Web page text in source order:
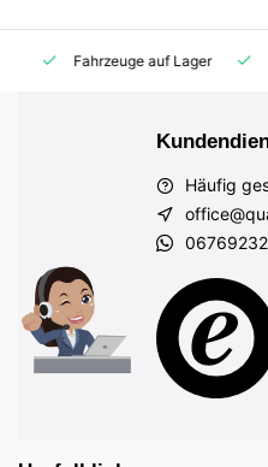
Fahrzeuge auf Lager
Häufig